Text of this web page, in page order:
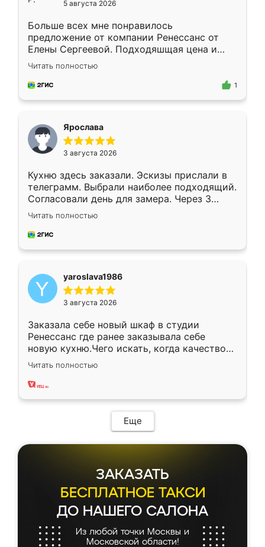
5 августа 2026
Больше всех мне понравилось
предложение от компании Ренессанс от
Елены Сергеевой. Подходяшщая цена и
короткие сроки изготовления. Приехавший
для замера сотрудник Владислав
предложил по моему эскизу самый
Читать полностью
1
Ярослава
3 августа 2026
Кухню здесь заказали. Эскизы прислали в
телеграмм. Выбрали наиболее подходящий.
Согласовали день для замера. Через 3
недели кухня была уже готова. Остались
довольны работой. Спасибо Ренессанс
мебель за качественную работу!
Читать полностью
yaroslava1986
3 августа 2026
Заказала себе новый шкаф в студии
Ренессанс где ранее заказывала себе
новую кухню.Чего искать, когда качеством
вполне довольна. Служит кухня уже почти
два года, нареканий нет.
Читать полностью
Еще
ЗАКАЗАТЬ
БЕСПЛАТНОЕ ТАКСИ
ДО НАШЕГО САЛОНА
Из любой точки Москвы и
Московской области!